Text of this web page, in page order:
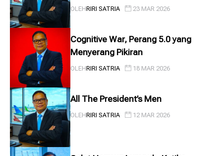
BBM?
OLEHRIRI SATRIA 23 MAR 2026
Cognitive War, Perang 5.0 yang
Menyerang Pikiran
OLEHRIRI SATRIA 18 MAR 2026
All The President’s Men
OLEHRIRI SATRIA 12 MAR 2026